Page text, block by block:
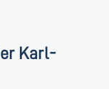
Karl-